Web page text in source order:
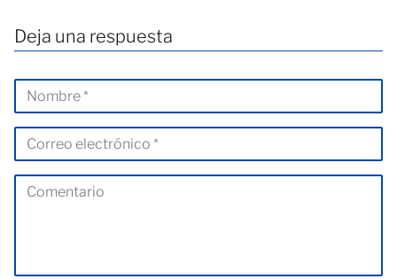
Deja una respuesta